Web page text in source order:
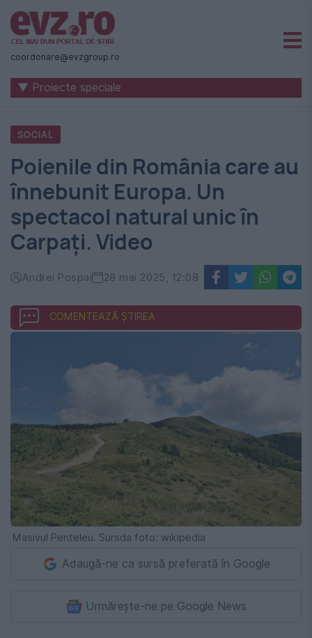
Știri
naționale
internaționale
România
-
Evenimentul
Zilei
coordonare@evzgroup.ro
▼ Proiecte speciale
SOCIAL
Poienile din România care au
înnebunit Europa. Un
spectacol natural unic în
Carpați. Video
Andrei Pospai 28 mai 2025, 12:08
COMENTEAZĂ ȘTIREA
Masivul Penteleu. Sursda foto: wikipedia
Adaugă-ne ca sursă preferată în Google
Urmărește-ne pe Google News